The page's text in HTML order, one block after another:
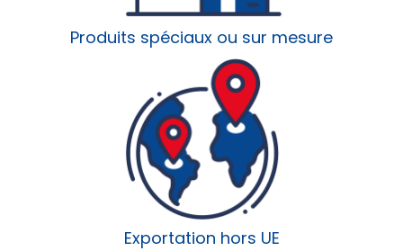
Produits spéciaux ou sur mesure
Exportation hors UE